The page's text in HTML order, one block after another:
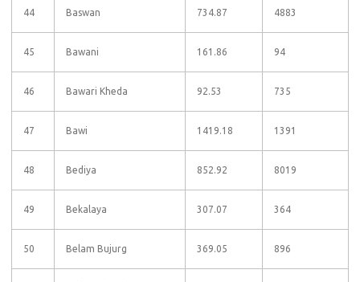
44 Baswan 734.87 4883
45 Bawani 161.86 94
46 Bawari Kheda 92.53 735
47 Bawi 1419.18 1391
48 Bediya 852.92 8019
49 Bekalaya 307.07 364
50 Belam Bujurg 369.05 896